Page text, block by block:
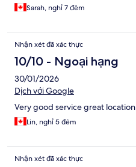
Sarah, nghỉ 7 đêm
Nhận xét đã xác thực
10/10 - Ngoại hạng
30/01/2026
Dịch với Google
Very good service great location
Lin, nghỉ 5 đêm
Nhận xét đã xác thực